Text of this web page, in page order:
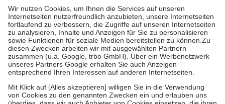
höchstens zehn Euro.
Es sind jedoch nie mehr als die tatsächlichen
Kosten der Leistung zu entrichten.
Diese Regeln gelten grundsätzlich auch für Online-Apotheken.
Bei Heilmitteln und häuslicher Krankenpflege beträgt die
Zuzahlung zehn Prozent der Kosten sowie zehn Euro je
Verordnung.
Um das Engagement der Versicherten für ihre eigene Gesundheit zu
stärken und die besondere Stellung der Familie zu unterstützen,
fallenkeine Zuzahlungenan bei:
• Kindern und Jugendlichen bis zum vollendeten 18. Lebensjahr